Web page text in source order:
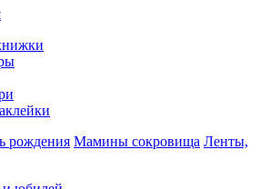
рождения Мамины сокровища Ленты,